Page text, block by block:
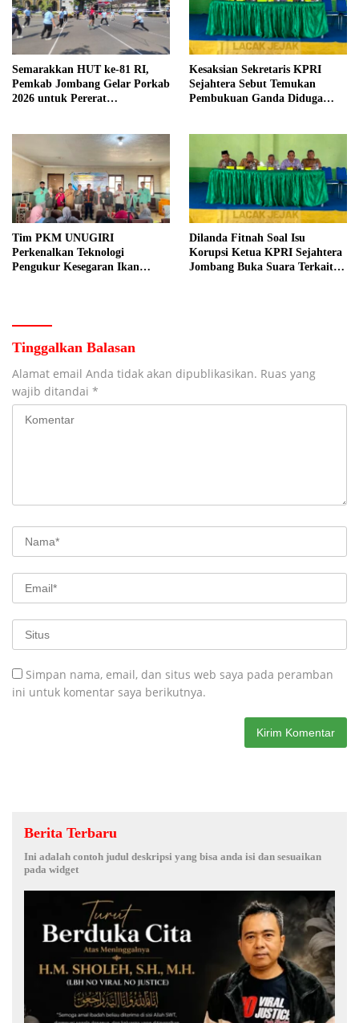
Semarakkan HUT ke-81 RI,
Pemkab Jombang Gelar Porkab
2026 untuk Pererat
Kesaksian Sekretaris KPRI
Sejahtera Sebut Temukan
Pembukuan Ganda Diduga
Tim PKM UNUGIRI
Perkenalkan Teknologi
Pengukur Kesegaran Ikan
Dilanda Fitnah Soal Isu
Korupsi Ketua KPRI Sejahtera
Jombang Buka Suara Terkait
Tinggalkan Balasan
Alamat email Anda tidak akan dipublikasikan. Ruas yang
wajib ditandai *
Simpan nama, email, dan situs web saya pada peramban
ini untuk komentar saya berikutnya.
Berita Terbaru
Ini adalah contoh judul deskripsi yang bisa anda isi dan sesuaikan
pada widget